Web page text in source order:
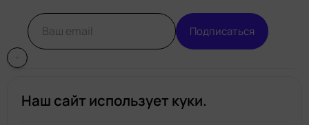
Подписаться
Наш сайт использует куки.